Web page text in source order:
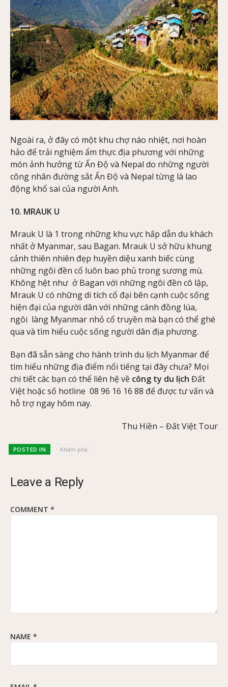
Ngoài ra, ở đây có một khu chợ náo nhiệt, nơi hoàn
hảo để trải nghiệm ẩm thực địa phương với những
món ảnh hưởng từ Ấn Độ và Nepal do những người
công nhân đường sắt Ấn Độ và Nepal từng là lao
động khổ sai của người Anh.
10. MRAUK U
Mrauk U là 1 trong những khu vực hấp dẫn du khách
nhất ở Myanmar, sau Bagan. Mrauk U sở hữu khung
cảnh thiên nhiên đẹp huyền diệu xanh biếc cùng
những ngôi đền cổ luôn bao phủ trong sương mù.
Không hệt như ở Bagan với những ngôi đền cô lập,
Mrauk U có những di tích cổ đại bên cạnh cuộc sống
hiện đại của người dân với những cánh đồng lúa,
ngôi làng Myanmar nhỏ cổ truyền mà bạn có thể ghé
qua và tìm hiểu cuộc sống người dân địa phương.
Bạn đã sẵn sàng cho hành trình du lịch Myanmar để
tìm hiểu những địa điểm nổi tiếng tại đây chưa? Mọi
chi tiết các bạn có thể liên hệ về công ty du lịch Đất
Việt hoặc số hotline 08 96 16 16 88 để được tư vấn và
hỗ trợ ngay hôm nay.
Thu Hiền – Đất Việt Tour
POSTED IN Khám phá
Leave a Reply
COMMENT *
NAME *